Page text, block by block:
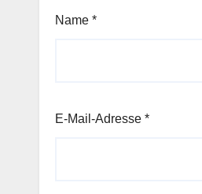
Name *
E-Mail-Adresse *